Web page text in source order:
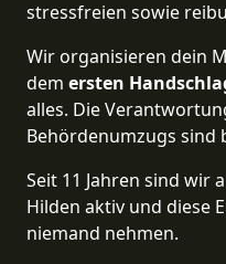
stressfreien sowie
Wir organisieren dein
dem ersten
alles. Die
Behördenumzugs sind
Seit 11 Jahren sind wir
Hilden aktiv und diese
niemand nehmen.